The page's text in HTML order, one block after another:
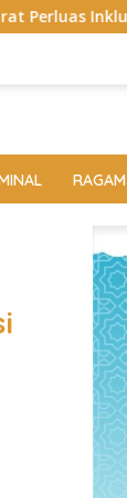
150
RAGAM